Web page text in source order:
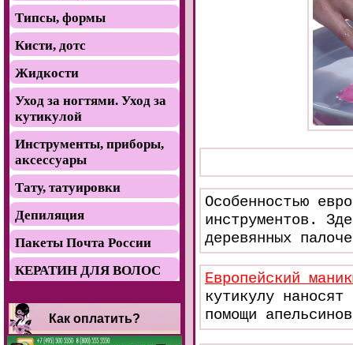
Типсы, формы
Кисти, дотс
Жидкости
Уход за ногтями. Уход за
кутикулой
Инструменты, приборы,
аксессуары
Тату, татуировки
Депиляция
Пакеты Почта России
КЕРАТИН ДЛЯ ВОЛОС
Как оплатить?
Особенностью
инструментов.
деревянных
Европейский
кутикулу
помощи